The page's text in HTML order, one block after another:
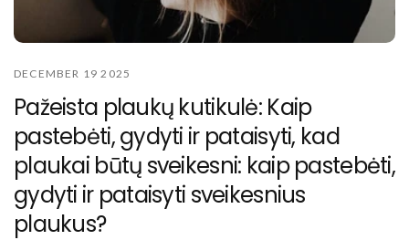
DECEMBER 19 2025
Pažeista plaukų kutikulė: Kaip
pastebėti, gydyti ir pataisyti, kad
plaukai būtų sveikesni: kaip pastebėti,
gydyti ir pataisyti sveikesnius
plaukus?